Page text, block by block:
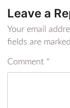
Leave a
Your email
fields are marked
Comment *